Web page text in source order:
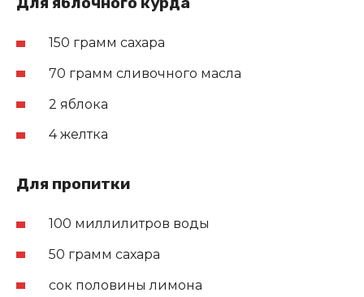
150 грамм сахара
70 грамм сливочного масла
2 яблока
4 желтка
Для пропитки
100 миллилитров воды
50 грамм сахара
сок половины лимона